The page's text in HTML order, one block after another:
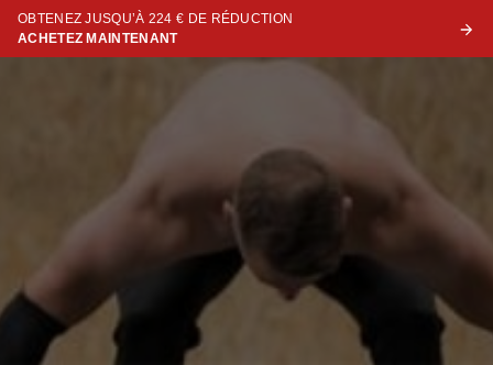
OBTENEZ JUSQU’À 224 € DE RÉDUCTION
ACHETEZ MAINTENANT